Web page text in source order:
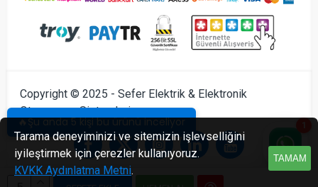
🔥Şu anda 5 kişi bu ürünü inceliyor
Copyright © 2025 - Sefer Elektrik & Elektronik
Otomasyon Sistemleri
TAMAM
Tarama deneyiminizi ve sitemizin işlevselliğini
iyileştirmek için çerezler kullanıyoruz.
KVKK Aydınlatma Metni.